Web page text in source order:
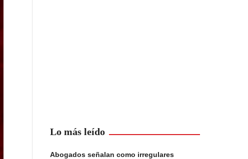
Lo más leído
Abogados señalan como irregulares